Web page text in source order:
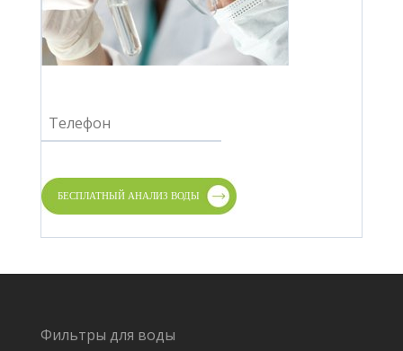
Фильтры для воды